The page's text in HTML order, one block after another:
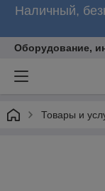
Наличный,
Оборудование,
Товары и